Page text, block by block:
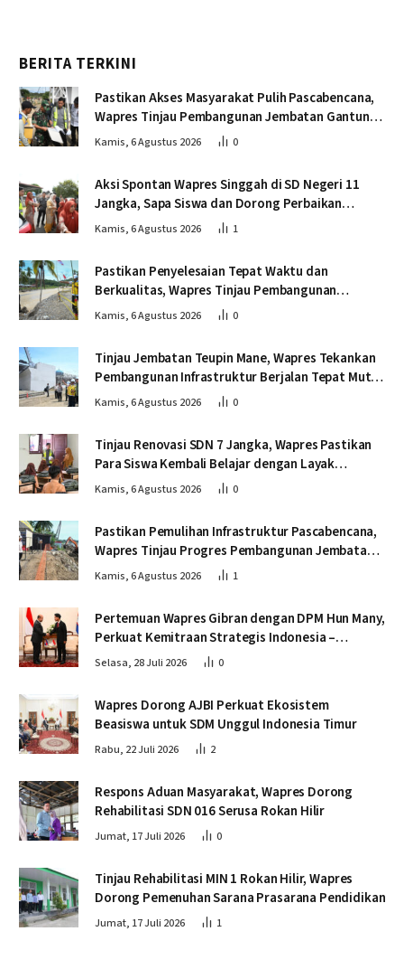
BERITA TERKINI
Pastikan Akses Masyarakat Pulih Pascabencana,
Wapres Tinjau Pembangunan Jembatan Gantung
Kendawi
Kamis, 6 Agustus 2026 0
Aksi Spontan Wapres Singgah di SD Negeri 11
Jangka, Sapa Siswa dan Dorong Perbaikan
Sekolah
Kamis, 6 Agustus 2026 1
Pastikan Penyelesaian Tepat Waktu dan
Berkualitas, Wapres Tinjau Pembangunan
Jembatan Lumut
Kamis, 6 Agustus 2026 0
Tinjau Jembatan Teupin Mane, Wapres Tekankan
Pembangunan Infrastruktur Berjalan Tepat Mutu
dan Tepat Waktu
Kamis, 6 Agustus 2026 0
Tinjau Renovasi SDN 7 Jangka, Wapres Pastikan
Para Siswa Kembali Belajar dengan Layak
Pascabencana
Kamis, 6 Agustus 2026 0
Pastikan Pemulihan Infrastruktur Pascabencana,
Wapres Tinjau Progres Pembangunan Jembatan
Krueng Tingkeum Bireuen
Kamis, 6 Agustus 2026 1
Pertemuan Wapres Gibran dengan DPM Hun Many,
Perkuat Kemitraan Strategis Indonesia –
Kamboja
Selasa, 28 Juli 2026 0
Wapres Dorong AJBI Perkuat Ekosistem
Beasiswa untuk SDM Unggul Indonesia Timur
Rabu, 22 Juli 2026 2
Respons Aduan Masyarakat, Wapres Dorong
Rehabilitasi SDN 016 Serusa Rokan Hilir
Jumat, 17 Juli 2026 0
Tinjau Rehabilitasi MIN 1 Rokan Hilir, Wapres
Dorong Pemenuhan Sarana Prasarana Pendidikan
Jumat, 17 Juli 2026 1